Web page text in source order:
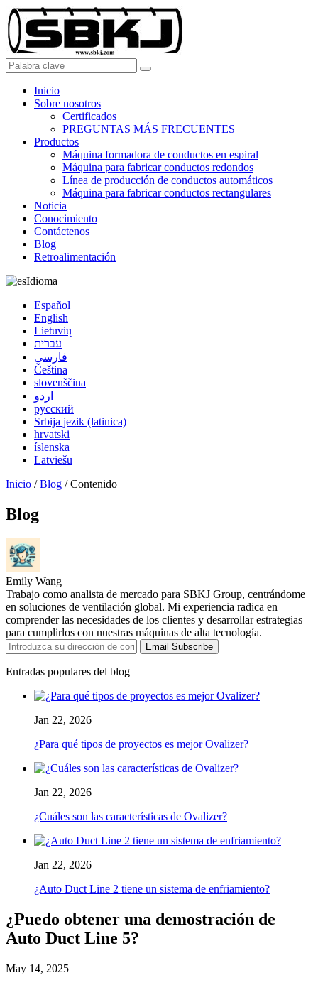
Inicio
Sobre nosotros
Certificados
PREGUNTAS MÁS FRECUENTES
Productos
Máquina formadora de conductos en espiral
Máquina para fabricar conductos redondos
Línea de producción de conductos automáticos
Máquina para fabricar conductos rectangulares
Noticia
Conocimiento
Contáctenos
Blog
Retroalimentación
Idioma
Español
English
Lietuvių
עברית
فارسی
Čeština
slovenščina
اردو
русский
Srbija jezik (latinica)
hrvatski
íslenska
Latviešu
Inicio /Blog / Contenido
Blog
Emily Wang
Trabajo como analista de mercado para SBKJ Group, centrándome
en soluciones de ventilación global. Mi experiencia radica en
comprender las necesidades de los clientes y desarrollar estrategias
para cumplirlos con nuestras máquinas de alta tecnología.
Email Subscribe
Entradas populares del blog
Jan 22, 2026
¿Para qué tipos de proyectos es mejor Ovalizer?
Jan 22, 2026
¿Cuáles son las características de Ovalizer?
Jan 22, 2026
¿Auto Duct Line 2 tiene un sistema de enfriamiento?
¿Puedo obtener una demostración de
Auto Duct Line 5?
May 14, 2025